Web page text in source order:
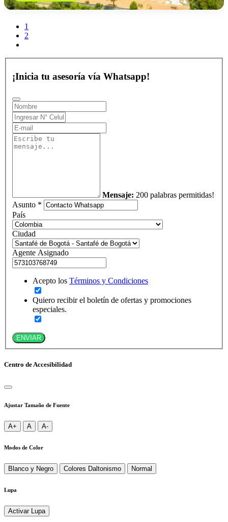
1
2
¡Inicia tu asesoría vía Whatsapp!
Mensaje: 200 palabras permitidas!
Asunto *
País
Ciudad
Agente Asignado
Acepto los Términos y Condiciones
Quiero recibir el boletín de ofertas y promociones
especiales.
ENVIAR
Centro de Accesibilidad
Ajustar Tamaño de Fuente
A+ A A-
Modos de Color
Blanco y Negro Colores Daltonismo Normal
Lupa
Activar Lupa